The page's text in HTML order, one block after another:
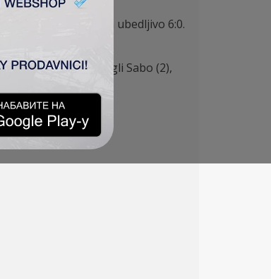
sever i pobedila ubedljivo 6:0.
za TSC su postigli Sabo (2),